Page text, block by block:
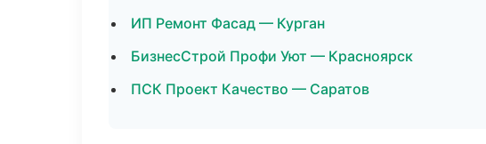
ИП Ремонт Фасад — Курган
БизнесСтрой Профи Уют — Красноярск
ПСК Проект Качество — Саратов